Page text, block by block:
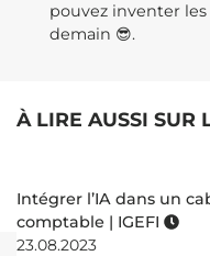
pouvez inventer
demain 😎.
À LIRE AUSSI SUR
Intégrer l’IA dans un
comptable | IGEFI
23.08.2023